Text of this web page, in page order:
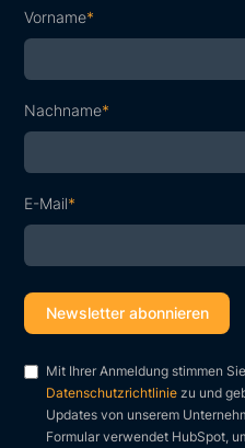
Vorname*
Nachname*
E-Mail*
Mit Ihrer Anmeldung stimmen
Datenschutzrichtlinie zu und
Updates von unserem
Formular verwendet HubSpot,